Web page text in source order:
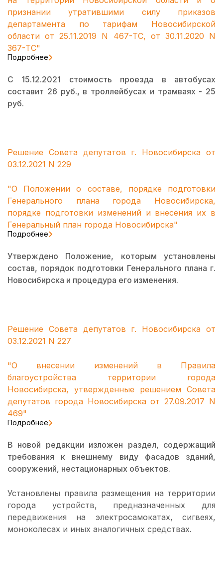
признании утратившими силу приказов
департамента по тарифам Новосибирской
области от 25.11.2019 N 467-ТС, от 30.11.2020 N
367-ТС"
Подробнее
С 15.12.2021 стоимость проезда в автобусах
составит 26 руб., в троллейбусах и трамваях - 25
руб.
Решение Совета депутатов г. Новосибирска от
03.12.2021 N 229
"О Положении о составе, порядке подготовки
Генерального плана города Новосибирска,
порядке подготовки изменений и внесения их в
Генеральный план города Новосибирска"
Подробнее
Утверждено Положение, которым установлены
состав, порядок подготовки Генерального плана г.
Новосибирска и процедура его изменения.
Решение Совета депутатов г. Новосибирска от
03.12.2021 N 227
"О внесении изменений в Правила
благоустройства территории города
Новосибирска, утвержденные решением Совета
депутатов города Новосибирска от 27.09.2017 N
469"
Подробнее
В новой редакции изложен раздел, содержащий
требования к внешнему виду фасадов зданий,
сооружений, нестационарных объектов.
Установлены правила размещения на территории
города устройств, предназначенных для
передвижения на электросамокатах, сигвеях,
моноколесах и иных аналогичных средствах.